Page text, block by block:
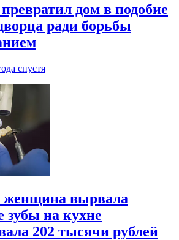
дом в подобие
ради борьбы
спустя
женщина вырвала
зубы на кухне
202 тысячи рублей